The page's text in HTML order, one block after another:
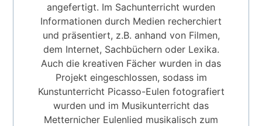
angefertigt. Im Sachunterricht wurden
Informationen durch Medien recherchiert
und präsentiert, z.B. anhand von Filmen,
dem Internet, Sachbüchern oder Lexika.
Auch die kreativen Fächer wurden in das
Projekt eingeschlossen, sodass im
Kunstunterricht Picasso-Eulen fotografiert
wurden und im Musikunterricht das
Metternicher Eulenlied musikalisch zum